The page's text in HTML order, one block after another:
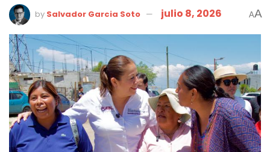
by Salvador Garcia Soto julio 8, 2026 AA